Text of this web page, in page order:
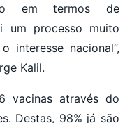
em termos de
um processo muito
interesse nacional”,
Kalil.
vacinas através do
Destas, 98% já são